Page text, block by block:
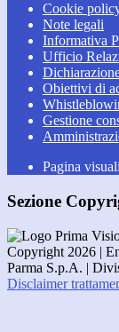
Cookie
Note legali
Informativa
Ufficio
Obiettivi di
Gestione
Pagina
Sezione
Copyright 2026 |
Parma S.p.A. |
Disclaimer